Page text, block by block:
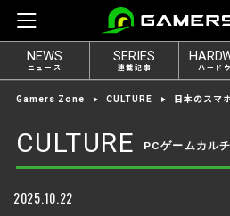
NEWS
ニュース
SERIES
連載記事 ハード
Gamers Zone CULTURE 日本のスマホ発ゲーム
CULTURE PCゲームカル
2025.10.22